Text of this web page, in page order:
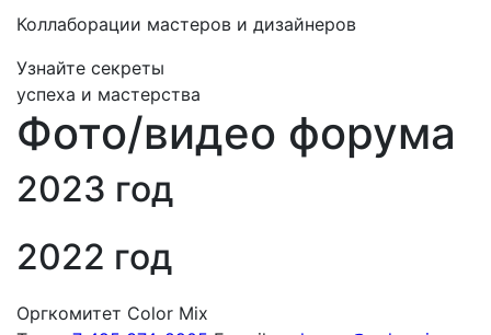
Коллаборации мастеров и дизайнеров
Узнайте секреты
успеха и мастерства
Фото/видео форума
2023 год
2022 год
Оргкомитет Color Mix